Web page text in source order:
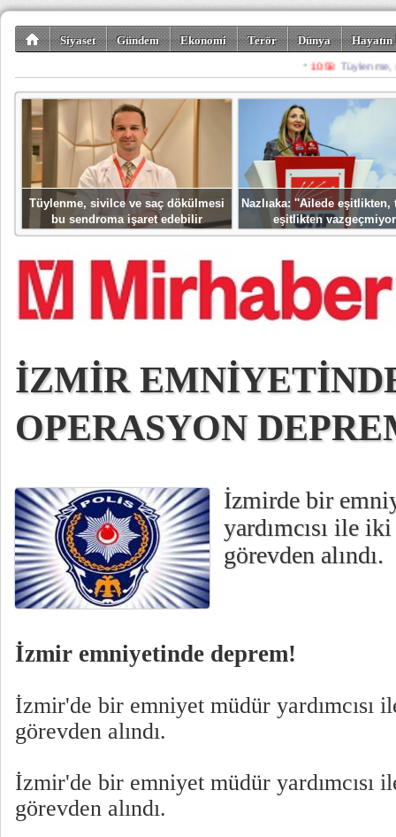
Siyaset Gündem Ekonomi Terör Dünya
Spor Misafir
Tüylenme, sivilce ve saç dökülmesi
bu sendroma işaret edebilir
Nazlıaka: ''Ailede eşitlikten,
eşitlikten
İZMİR
OPERASYON
İzmirde bir
yardımcısı ile
görevden alındı.
İzmir emniyetinde deprem!
İzmir'de bir emniyet müdür yardımcısı
görevden alındı.
İzmir'de bir emniyet müdür yardımcısı
görevden alındı.